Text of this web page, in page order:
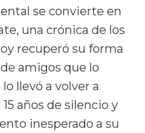
se convierte en
una crónica de los
recuperó su forma
amigos que lo
llevó a volver a
años de silencio y
inesperado a su